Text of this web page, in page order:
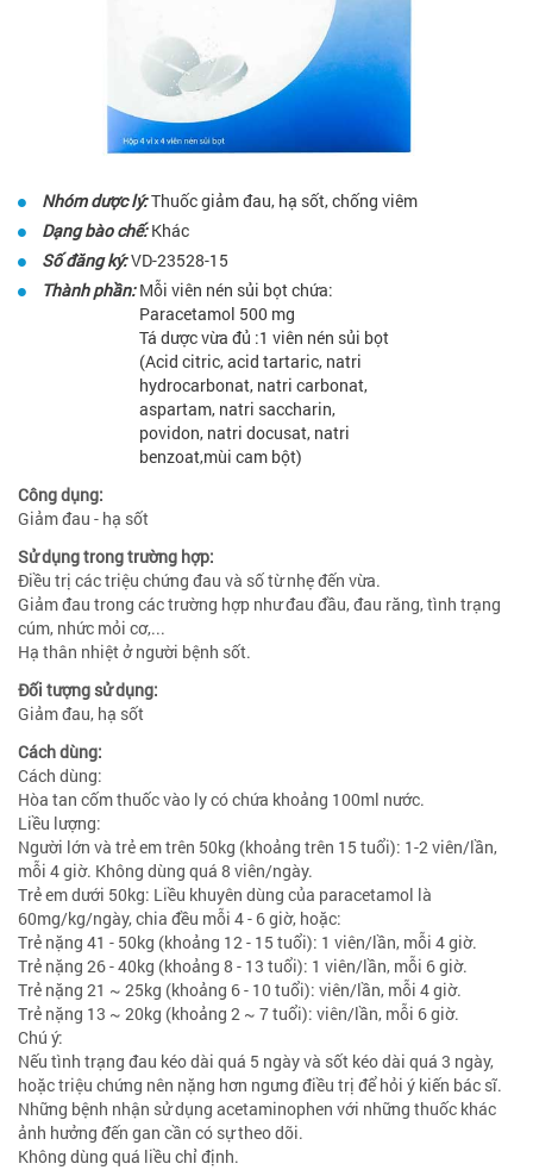
Nhóm dược lý:Thuốc giảm đau, hạ sốt, chống viêm
Dạng bào chế:Khác
Số đăng ký:VD-23528-15
Thành phần: Mỗi viên nén sủi bọt chứa:
Paracetamol 500 mg
Tá dược vừa đủ :1 viên nén sủi bọt
(Acid citric, acid tartaric, natri
hydrocarbonat, natri carbonat,
aspartam, natri saccharin,
povidon, natri docusat, natri
benzoat,mùi cam bột)
Công dụng:
Giảm đau - hạ sốt
Sử dụng trong trường hợp:
Điều trị các triệu chứng đau và số từ nhẹ đến vừa.
Giảm đau trong các trường hợp như đau đầu, đau răng, tình trạng
cúm, nhức mỏi cơ,...
Hạ thân nhiệt ở người bệnh sốt.
Đối tượng sử dụng:
Giảm đau, hạ sốt
Cách dùng:
Cách dùng:
Hòa tan cốm thuốc vào ly có chứa khoảng 100ml nước.
Liều lượng:
Người lớn và trẻ em trên 50kg (khoảng trên 15 tuổi): 1-2 viên/lần,
mỗi 4 giờ. Không dùng quá 8 viên/ngày.
Trẻ em dưới 50kg: Liều khuyên dùng của paracetamol là
60mg/kg/ngày, chia đều mỗi 4 - 6 giờ, hoặc:
Trẻ nặng 41 - 50kg (khoảng 12 - 15 tuổi): 1 viên/lần, mỗi 4 giờ.
Trẻ nặng 26 - 40kg (khoảng 8 - 13 tuổi): 1 viên/lần, mỗi 6 giờ.
Trẻ nặng 21 ~ 25kg (khoảng 6 - 10 tuổi): viên/lần, mỗi 4 giờ.
Trẻ nặng 13 ~ 20kg (khoảng 2 ~ 7 tuổi): viên/lần, mỗi 6 giờ.
Chú ý:
Nếu tình trạng đau kéo dài quá 5 ngày và sốt kéo dài quá 3 ngày,
hoặc triệu chứng nên nặng hơn ngưng điều trị để hỏi ý kiến bác sĩ.
Những bệnh nhận sử dụng acetaminophen với những thuốc khác
ảnh hưởng đến gan cần có sự theo dõi.
Không dùng quá liều chỉ định.